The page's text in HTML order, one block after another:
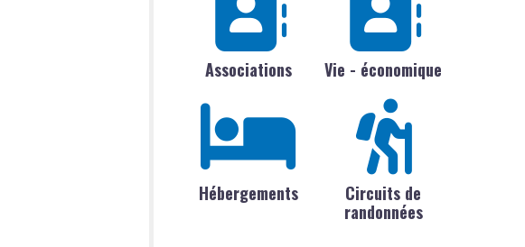
Associations Vie - économique
Hébergements
Circuits de
randonnées